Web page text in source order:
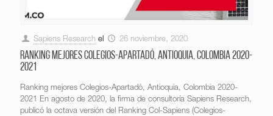
Sapiens Research el 26 noviembre, 2020
Ranking mejores Colegios-Apartadó, Antioquia, Colombia 2020-
2021
Ranking mejores Colegios-Apartadó, Antioquia, Colombia 2020-
2021 En agosto de 2020, la firma de consultoría Sapiens Research,
publicó la octava versión del Ranking Col-Sapiens (Colegios-